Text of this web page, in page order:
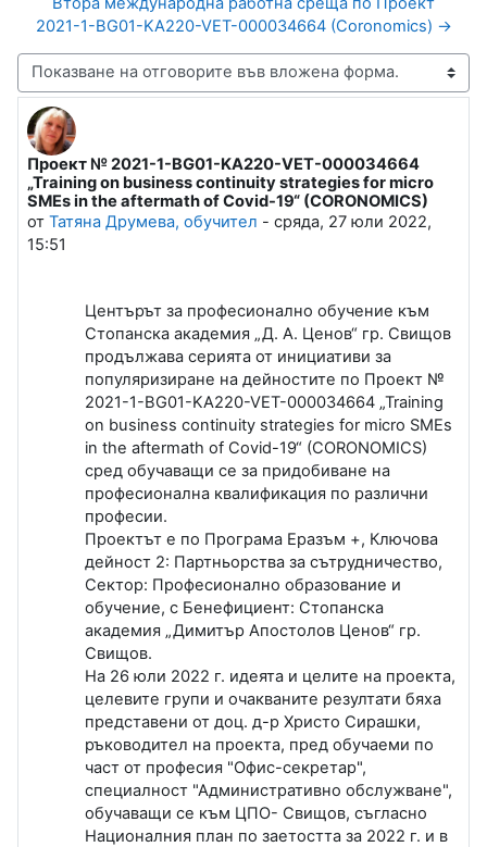
2021-1-BG01-KA220-VET-000034664 (Coronomics) →
Начин на показване
Проект № 2021-1-BG01-KA220-VET-000034664
„Training on business continuity strategies for micro
SMEs in the aftermath of Covid-19“ (CORONOMICS)
от Татяна Друмева, обучител - сряда, 27 юли 2022,
15:51
Number of replies: 0
Центърът за професионално обучение към
Стопанска академия „Д. А. Ценов“ гр. Свищов
продължава серията от инициативи за
популяризиране на дейностите по Проект №
2021-1-BG01-KA220-VET-000034664 „Training
on business continuity strategies for micro SMEs
in the aftermath of Covid-19“ (CORONOMICS)
сред обучаващи се за придобиване на
професионална квалификация по различни
професии.
Проектът е по Програма Еразъм +, Ключова
дейност 2: Партньорства за сътрудничество,
Сектор: Професионално образование и
обучение, с Бенефициент: Стопанска
академия „Димитър Апостолов Ценов“ гр.
Свищов.
На 26 юли 2022 г. идеята и целите на проекта,
целевите групи и очакваните резултати бяха
представени от доц. д-р Христо Сирашки,
ръководител на проекта, пред обучаеми по
част от професия "Офис-секретар",
специалност "Административно обслужване",
обучаващи се към ЦПО- Свищов, съгласно
Националния план по заетостта за 2022 г. и в